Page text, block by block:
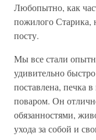
Любопытно, как
пожилого Старика,
посту.
Мы все стали
удивительно
поставлена, печка
поваром. Он
обязанностями,
ухода за собой и